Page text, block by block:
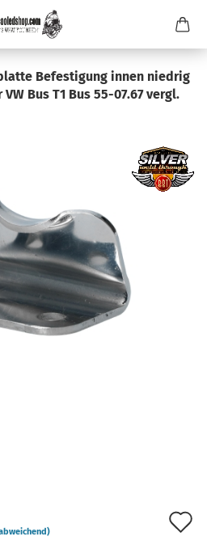
Befestigung innen niedrig
Bus T1 Bus 55-07.67 vergl.